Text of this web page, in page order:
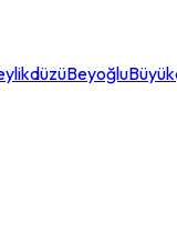
Beyoğlu